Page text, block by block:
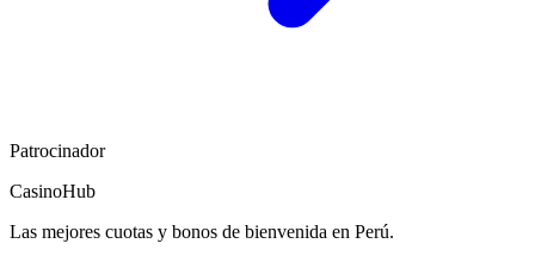
Patrocinador
CasinoHub
Las mejores cuotas y bonos de bienvenida en Perú.